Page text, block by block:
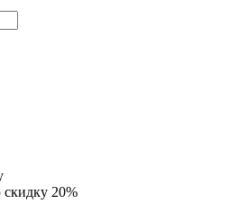
скидку 20%